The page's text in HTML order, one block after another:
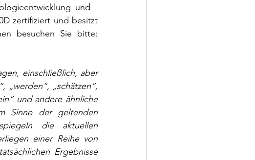
und -
zertifiziert und besitzt
einschließlich, aber
„werden“, „schätzen“,
und andere ähnliche
Sinne der geltenden
die aktuellen
einer Reihe von
Ergebnisse